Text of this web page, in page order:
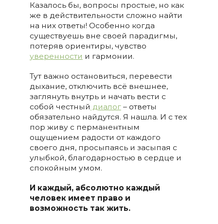
Казалось бы, вопросы простые, но как
же в действительности сложно найти
на них ответы! Особенно когда
существуешь вне своей парадигмы,
потеряв ориентиры, чувство
уверенности и гармонии.
Тут важно остановиться, перевести
дыхание, отключить всё внешнее,
заглянуть внутрь и начать вести с
собой честный диалог– ответы
обязательно найдутся. Я нашла. И с тех
пор живу с перманентным
ощущением радости от каждого
своего дня, просыпаясь и засыпая с
улыбкой, благодарностью в сердце и
спокойным умом.
И каждый, абсолютно каждый
человек имеет право и
возможность так жить.